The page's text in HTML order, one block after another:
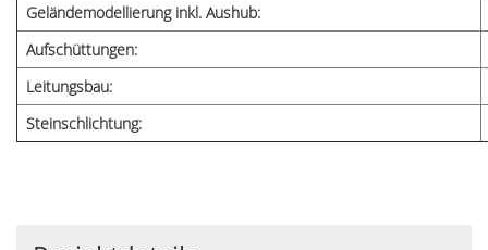
Geländemodellierung inkl. Aushub:
Aufschüttungen:
Leitungsbau:
Steinschlichtung: